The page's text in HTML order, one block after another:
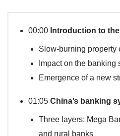
00:00 Introduction to
Slow-burning property
Impact on the banking
Emergence of a new
01:05 China’s banking
Three layers: Mega
and rural banks